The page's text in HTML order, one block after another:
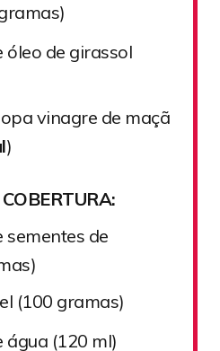
óleo de girassol
vinagre de maçã
)
sementes de
(100 gramas)
água (120 ml)